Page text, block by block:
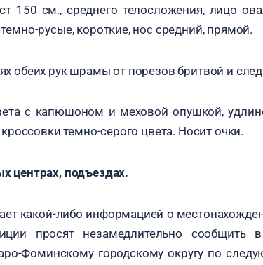
150 см., среднего телосложения, лицо
русые, короткие, нос средний, прямой.
обеих рук шрамы от порезов бритвой и
с капюшоном и меховой опушкой,
темно-серого цвета. Носит очки.
центрах, подъездах.
какой-либо информацией о
просят незамедлительно сообщить
Фоминскому городскому округу по